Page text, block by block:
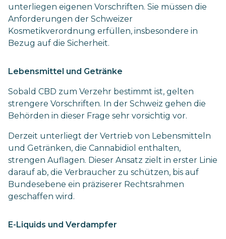
unterliegen eigenen Vorschriften. Sie müssen die
Anforderungen der Schweizer
Kosmetikverordnung erfüllen, insbesondere in
Bezug auf die Sicherheit.
Lebensmittel und Getränke
Sobald CBD zum Verzehr bestimmt ist, gelten
strengere Vorschriften. In der Schweiz gehen die
Behörden in dieser Frage sehr vorsichtig vor.
Derzeit unterliegt der Vertrieb von Lebensmitteln
und Getränken, die Cannabidiol enthalten,
strengen Auflagen. Dieser Ansatz zielt in erster Linie
darauf ab, die Verbraucher zu schützen, bis auf
Bundesebene ein präziserer Rechtsrahmen
geschaffen wird.
E-Liquids und Verdampfer